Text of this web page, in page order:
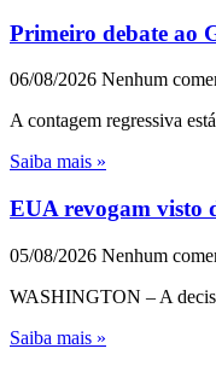
Primeiro debate ao
06/08/2026 Nenhum
A contagem regressiva
Saiba mais »
EUA revogam visto
05/08/2026 Nenhum
WASHINGTON – A
Saiba mais »